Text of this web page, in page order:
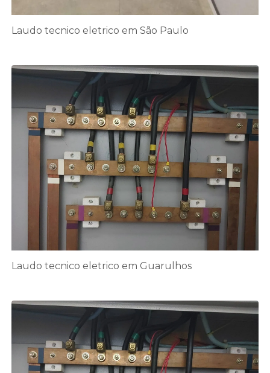
Laudo tecnico eletrico em São Paulo
Laudo tecnico eletrico em Guarulhos